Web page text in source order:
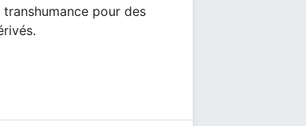
pour des